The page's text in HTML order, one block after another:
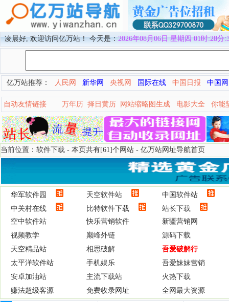
凌晨好, 欢迎访问亿万站！ 今天是：2026年08月06日 星期四 01时:28分
亿万站推荐： 人民网 新华网 央视网 国际在线 中国日报 中国网
自动友情链接 万年历 择日黄历 网站缩略图生成 电影大全 你能
当前位置：软件下载 - 本页共有[61]个网站 - 亿万站网址导航首页
华军软件园 天空软件站
中国软件站
中关村在线
比特软件下载
站长下载
空中软件站
快乐营销软件
新疆营销网
视频教学
巅峰外链
源码下载
天空精品站
相思破解
吾爱破解行
太平洋软件站
手机娱乐
吾爱妹妹营销
安卓加油站
主流下载站
火热下载
赚法超级客源
免费收录网址 全网最大资源